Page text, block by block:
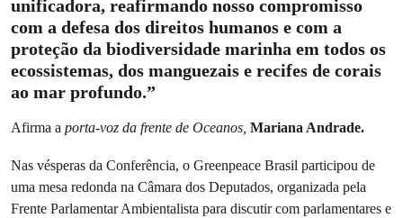
unificadora, reafirmando nosso compromisso
com a defesa dos direitos humanos e com a
proteção da biodiversidade marinha em todos os
ecossistemas, dos manguezais e recifes de corais
ao mar profundo.”
Afirma a porta-voz da frente de Oceanos, Mariana Andrade.
Nas vésperas da Conferência, o Greenpeace Brasil participou de
uma mesa redonda na Câmara dos Deputados, organizada pela
Frente Parlamentar Ambientalista para discutir com parlamentares e